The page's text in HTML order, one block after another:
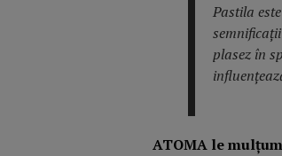
Pastila
plasez în
ATOMA le